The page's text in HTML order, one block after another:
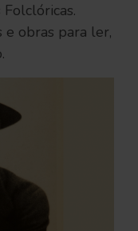
e obras para ler,